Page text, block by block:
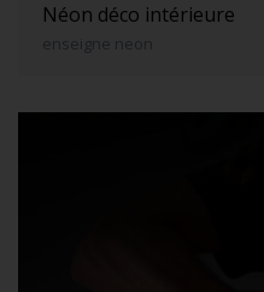
Néon déco intérieure
enseigne neon